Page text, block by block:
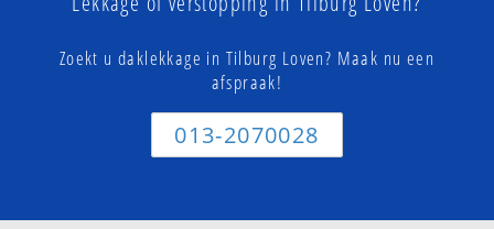
Zoekt u daklekkage in Tilburg Loven? Maak nu een
afspraak!
013-2070028